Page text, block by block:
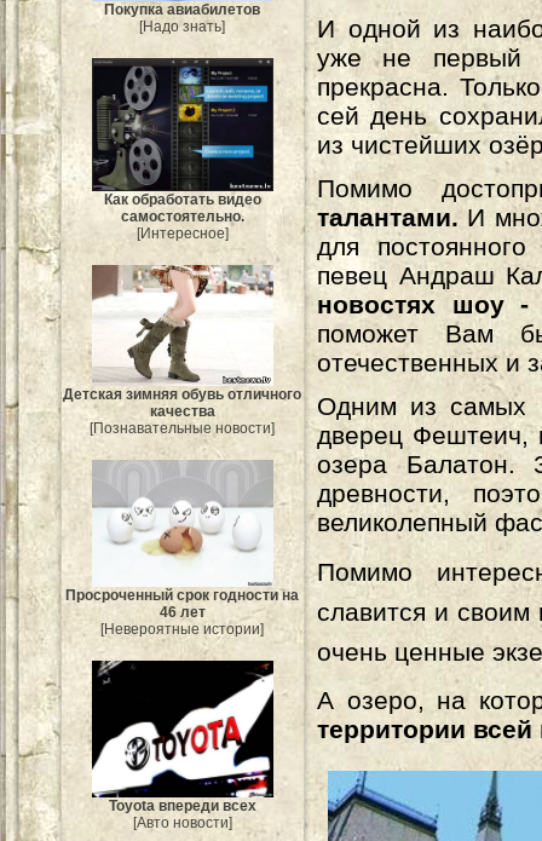
Покупка авиабилетов
[Надо знать]
Как обработать видео
самостоятельно.
[Интересное]
Детская зимняя обувь отличного
качества
[Познавательные новости]
Просроченный срок годности на
46 лет
[Невероятные истории]
Toyota впереди всех
[Авто новости]
И одной из
уже не первый
прекрасна.
сей день
из чистейших
Помимо
талантами.И
для
певец Андраш
новостях шоу -
поможет Вам
отечественных и
Одним из самых
дверец Фештеич,
озера Балатон.
древности,
великолепный
Помимо
славится и своим
очень ценные
А озеро, на
территории